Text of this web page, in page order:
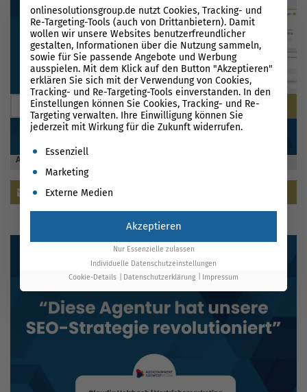
BLOG DURCHSUCHEN
ABONNIEREN SIE UNSEREN NEWSLETTER
Newsletter abonnieren
onlinesolutionsgroup.de nutzt Cookies, Tracking- und
Re-Targeting-Tools (auch von Drittanbietern). Damit
wollen wir unsere Websites benutzerfreundlicher
gestalten, Informationen über die Nutzung sammeln,
sowie für Sie passende Angebote und Werbung
ausspielen. Mit dem Klick auf den Button "Akzeptieren"
erklären Sie sich mit der Verwendung von Cookies,
Tracking- und Re-Targeting-Tools einverstanden. In den
Einstellungen können Sie Cookies, Tracking- und Re-
Targeting verwalten. Ihre Einwilligung können Sie
jederzeit mit Wirkung für die Zukunft widerrufen.
Es folgt eine Liste der Service-Gruppen, für die eine
Essenziell
Marketing
Externe Medien
Akzeptieren
Nur Essenzielle zulassen
Individuelle Datenschutzeinstellungen
Cookie-Details
Datenschutzerklärung Impressum